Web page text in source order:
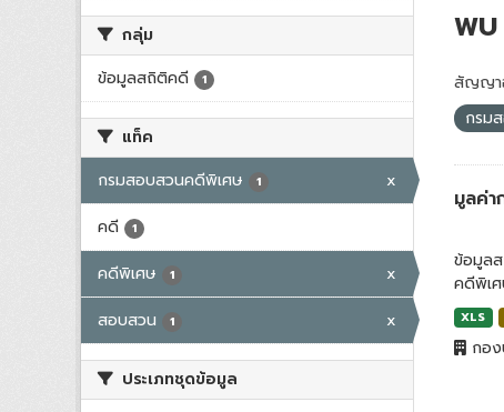
กลุ่ม
ข้อมูลสถิติคดี
1
แท็ค
กรมสอบสวนคดีพิเศษ
1
x
คดี
1
คดีพิเศษ 1
x
สอบสวน
1 x
ประเภทชุดข้อมูล
พบ
สัญญา
กรม
มูลค่า
ข้อมูลส
คดีพิเ
XLS
กอง